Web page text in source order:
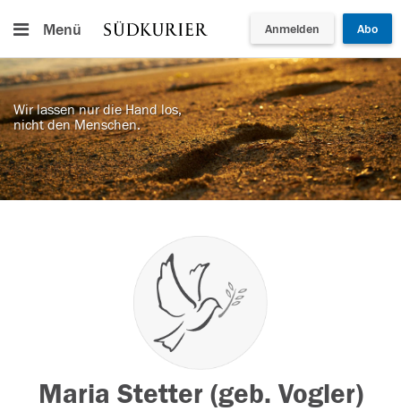
Menü Anmelden Abo
Wir lassen nur die Hand los,
nicht den Menschen.
Maria Stetter (geb. Vogler)